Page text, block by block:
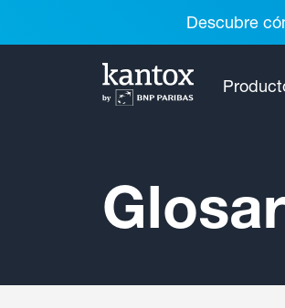
Descubre